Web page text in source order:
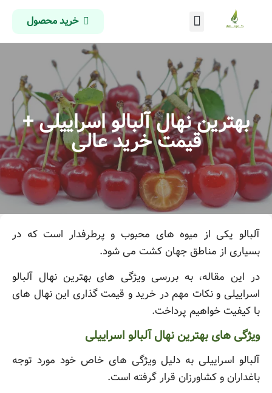
خرید محصول
بهترین نهال آلبالو اسراییلی +
قیمت خرید عالی
آلبالو یکی از میوه های محبوب و پرطرفدار است که در
بسیاری از مناطق جهان کشت می شود.
در این مقاله، به بررسی ویژگی های بهترین نهال آلبالو
اسراییلی و نکات مهم در خرید و قیمت گذاری این نهال های
با کیفیت خواهیم پرداخت.
ویژگی های بهترین نهال آلبالو اسراییلی
آلبالو اسراییلی به دلیل ویژگی های خاص خود مورد توجه
باغداران و کشاورزان قرار گرفته است.